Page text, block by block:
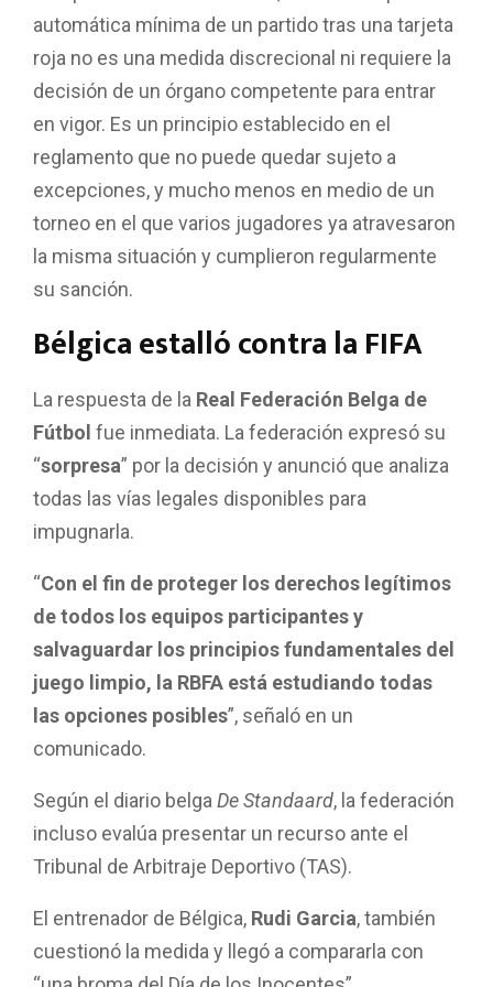
automática mínima de un partido tras una tarjeta
roja no es una medida discrecional ni requiere la
decisión de un órgano competente para entrar
en vigor. Es un principio establecido en el
reglamento que no puede quedar sujeto a
excepciones, y mucho menos en medio de un
torneo en el que varios jugadores ya atravesaron
la misma situación y cumplieron regularmente
su sanción.
Bélgica estalló contra la FIFA
La respuesta de la Real Federación Belga de
Fútbol fue inmediata. La federación expresó su
“sorpresa” por la decisión y anunció que analiza
todas las vías legales disponibles para
impugnarla.
“Con el fin de proteger los derechos legítimos
de todos los equipos participantes y
salvaguardar los principios fundamentales del
juego limpio, la RBFA está estudiando todas
las opciones posibles”, señaló en un
comunicado.
Según el diario belga De Standaard, la federación
incluso evalúa presentar un recurso ante el
Tribunal de Arbitraje Deportivo (TAS).
El entrenador de Bélgica, Rudi Garcia, también
cuestionó la medida y llegó a compararla con